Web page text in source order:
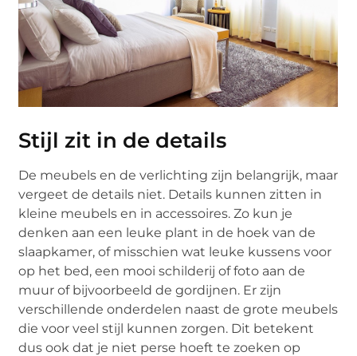
Stijl zit in de details
De meubels en de verlichting zijn belangrijk, maar
vergeet de details niet. Details kunnen zitten in
kleine meubels en in accessoires. Zo kun je
denken aan een leuke plant in de hoek van de
slaapkamer, of misschien wat leuke kussens voor
op het bed, een mooi schilderij of foto aan de
muur of bijvoorbeeld de gordijnen. Er zijn
verschillende onderdelen naast de grote meubels
die voor veel stijl kunnen zorgen. Dit betekent
dus ook dat je niet perse hoeft te zoeken op